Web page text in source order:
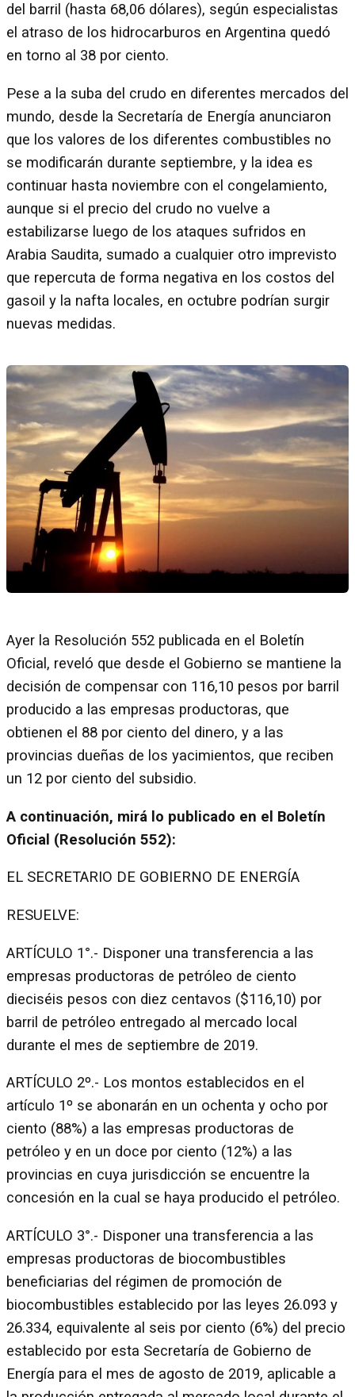
del barril (hasta 68,06 dólares), según especialistas
el atraso de los hidrocarburos en Argentina quedó
en torno al 38 por ciento.
Pese a la suba del crudo en diferentes mercados del
mundo, desde la Secretaría de Energía anunciaron
que los valores de los diferentes combustibles no
se modificarán durante septiembre, y la idea es
continuar hasta noviembre con el congelamiento,
aunque si el precio del crudo no vuelve a
estabilizarse luego de los ataques sufridos en
Arabia Saudita, sumado a cualquier otro imprevisto
que repercuta de forma negativa en los costos del
gasoil y la nafta locales, en octubre podrían surgir
nuevas medidas.
Ayer la Resolución 552 publicada en el Boletín
Oficial, reveló que desde el Gobierno se mantiene la
decisión de compensar con 116,10 pesos por barril
producido a las empresas productoras, que
obtienen el 88 por ciento del dinero, y a las
provincias dueñas de los yacimientos, que reciben
un 12 por ciento del subsidio.
A continuación, mirá lo publicado en el Boletín
Oficial (Resolución 552):
EL SECRETARIO DE GOBIERNO DE ENERGÍA
RESUELVE:
ARTÍCULO 1°.- Disponer una transferencia a las
empresas productoras de petróleo de ciento
dieciséis pesos con diez centavos ($116,10) por
barril de petróleo entregado al mercado local
durante el mes de septiembre de 2019.
ARTÍCULO 2º.- Los montos establecidos en el
artículo 1º se abonarán en un ochenta y ocho por
ciento (88%) a las empresas productoras de
petróleo y en un doce por ciento (12%) a las
provincias en cuya jurisdicción se encuentre la
concesión en la cual se haya producido el petróleo.
ARTÍCULO 3°.- Disponer una transferencia a las
empresas productoras de biocombustibles
beneficiarias del régimen de promoción de
biocombustibles establecido por las leyes 26.093 y
26.334, equivalente al seis por ciento (6%) del precio
establecido por esta Secretaría de Gobierno de
Energía para el mes de agosto de 2019, aplicable a